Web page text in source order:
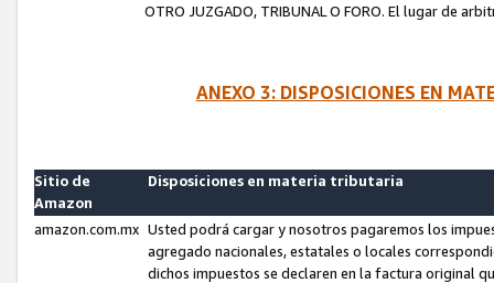
OTRO JUZGADO, TRIBUNAL O FORO. El lugar de
ANEXO 3: DISPOSICIONES EN
Sitio de
Amazon
Disposiciones en materia tributaria
amazon.com.mx Usted podrá cargar y nosotros pagaremos los
agregado nacionales, estatales o locales
dichos impuestos se declaren en la factura original